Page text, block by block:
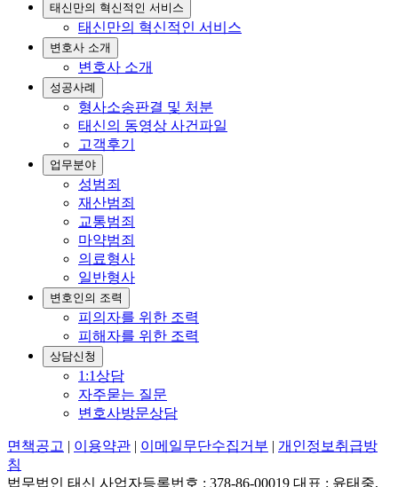
태신만의 혁신적인 서비스
태신만의 혁신적인 서비스
변호사 소개
변호사 소개
성공사례
형사소송판결 및 처분
태신의 동영상 사건파일
고객후기
업무분야
성범죄
재산범죄
교통범죄
마약범죄
의료형사
일반형사
변호인의 조력
피의자를 위한 조력
피해자를 위한 조력
상담신청
1:1상담
자주묻는 질문
변호사방문상담
면책공고 | 이용약관 | 이메일무단수집거부 | 개인정보취급방
침
법무법인 태신 사업자등록번호 : 378-86-00019 대표 : 윤태중,